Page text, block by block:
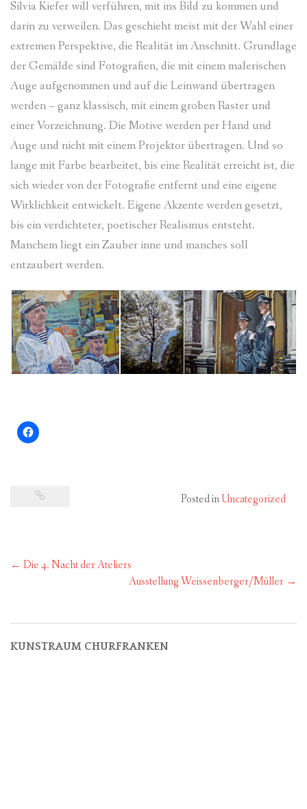
Silvia Kiefer will verführen, mit ins Bild zu kommen und
darin zu verweilen. Das geschieht meist mit der Wahl einer
extremen Perspektive, die Realität im Anschnitt. Grundlage
der Gemälde sind Fotografien, die mit einem malerischen
Auge aufgenommen und auf die Leinwand übertragen
werden – ganz klassisch, mit einem groben Raster und
einer Vorzeichnung. Die Motive werden per Hand und
Auge und nicht mit einem Projektor übertragen. Und so
lange mit Farbe bearbeitet, bis eine Realität erreicht ist, die
sich wieder von der Fotografie entfernt und eine eigene
Wirklichkeit entwickelt. Eigene Akzente werden gesetzt,
bis ein verdichteter, poetischer Realismus entsteht.
Manchem liegt ein Zauber inne und manches soll
entzaubert werden.
Posted inUncategorized
Post
← Die 4. Nacht der Ateliers
Ausstellung Weissenberger/Müller →
KUNSTRAUM CHURFRANKEN